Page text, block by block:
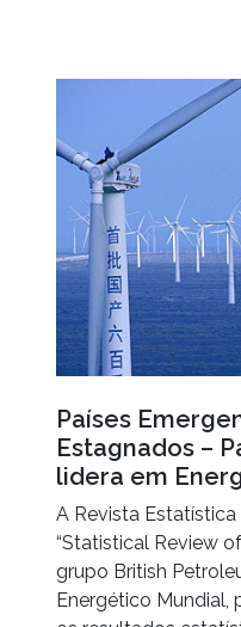
Países
Estagnados –
lidera em
A Revista Estatística
“Statistical Review
grupo British
Energético Mundial,